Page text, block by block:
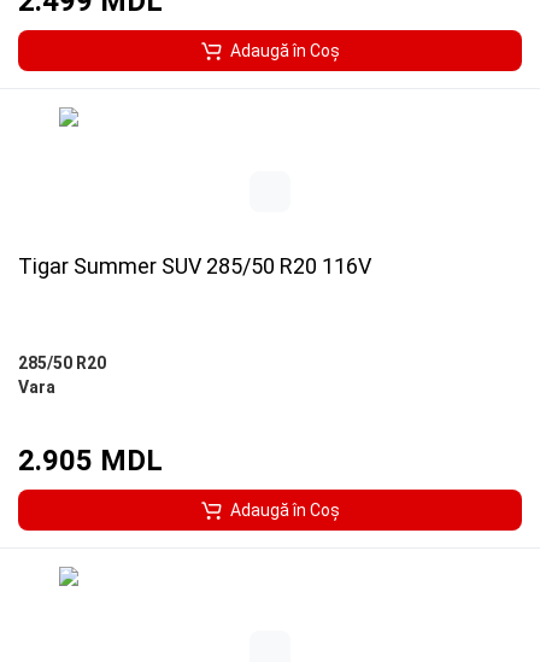
Adaugă în Coş
Tigar Summer SUV 285/50 R20 116V
285/50 R20
Vara
2.905 MDL
Adaugă în Coş